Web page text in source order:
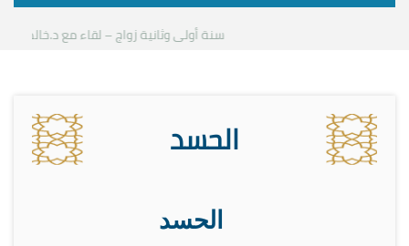
سنة أولى وثانية زواج – لقاء مع د.خالد الحليبي
الحسد
الحسد